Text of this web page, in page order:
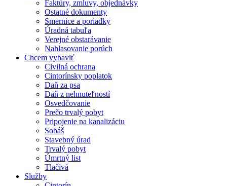
Faktúry, zmluvy, objednávky
Ostatné dokumenty
Smernice a poriadky
Úradná tabuľa
Verejné obstarávanie
Nahlasovanie porúch
Chcem vybaviť
Civilná ochrana
Cintorínsky poplatok
Daň za psa
Daň z nehnuteľností
Osvedčovanie
Prečo trvalý pobyt
Pripojenie na kanalizáciu
Sobáš
Stavebný úrad
Trvalý pobyt
Úmrtný list
Tlačivá
Služby